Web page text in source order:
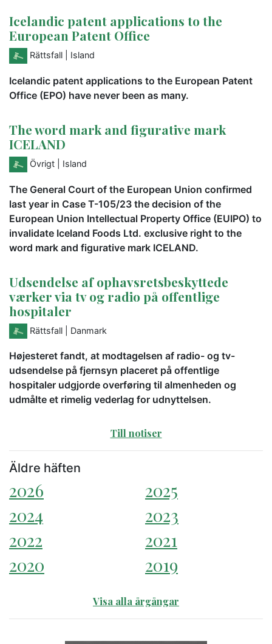
Icelandic patent applications to the
European Patent Office
Rättsfall | Island
Icelandic patent applications to the European Patent
Office (EPO) have never been as many.
The word mark and figurative mark
ICELAND
Övrigt | Island
The General Court of the European Union confirmed
last year in Case T-105/23 the decision of the
European Union Intellectual Property Office (EUIPO) to
invalidate Iceland Foods Ltd. exclusive right to the
word mark and figurative mark ICELAND.
Udsendelse af ophavsretsbeskyttede
værker via tv og radio på offentlige
hospitaler
Rättsfall | Danmark
Højesteret fandt, at modtagelsen af radio- og tv-
udsendelse på fjernsyn placeret på offentlige
hospitaler udgjorde overføring til almenheden og
udmålte et rimelig vederlag for udnyttelsen.
Till notiser
Äldre häften
2026
2025
2024
2023
2022
2021
2020
2019
Visa alla årgångar